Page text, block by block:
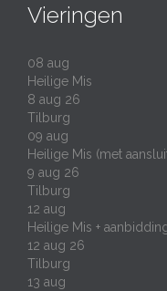
Vieringen
08 aug
Heilige Mis
8 aug 26
Tilburg
09 aug
Heilige Mis (met
9 aug 26
Tilburg
12 aug
Heilige Mis +
12 aug 26
Tilburg
13 aug